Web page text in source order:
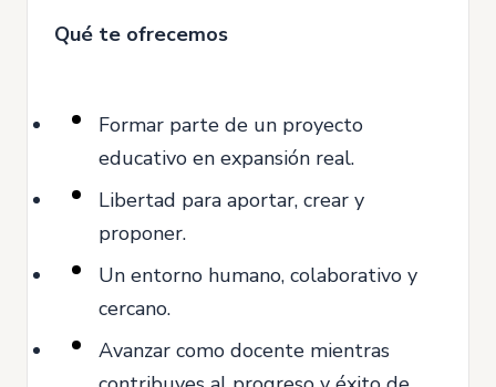
Qué te ofrecemos
Formar parte de un proyecto
educativo en expansión real.
Libertad para aportar, crear y
proponer.
Un entorno humano, colaborativo y
cercano.
Avanzar como docente mientras